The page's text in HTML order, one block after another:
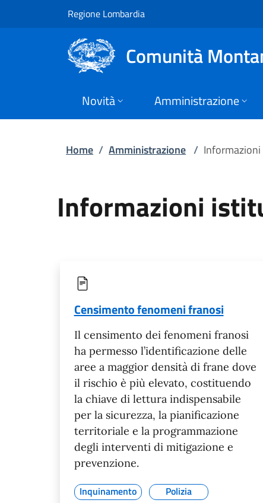
Vai al contenuto principale
Informazioni
Regione Lombardia(apre in un'altra scheda).
Comunità
Novità Amministrazione
Home / Amministrazione /
Informazioni
Censimento fenomeni franosi
Il censimento dei fenomeni franosi
ha permesso l’identificazione delle
aree a maggior densità di frane dove
il rischio è più elevato, costituendo
la chiave di lettura indispensabile
per la sicurezza, la pianificazione
territoriale e la programmazione
degli interventi di mitigazione e
prevenzione.
Inquinamento Polizia